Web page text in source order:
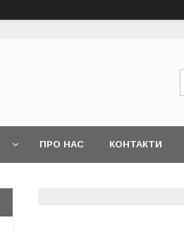
ПРО НАС КОНТАКТИ